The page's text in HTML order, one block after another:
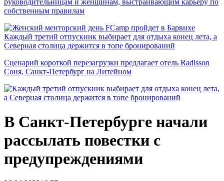
руководительницам и женщинам, выстраивающим карьеру по
собственным правилам
Каждый третий отпускник выбирает для отдыха конец лета, а
Северная столица держится в топе бронирований
Сценарий короткой перезагрузки предлагает отель Radisson
Соня, Санкт-Петербург на Литейном
В Санкт-Петербурге начали
рассылать повестки с
предупреждениями